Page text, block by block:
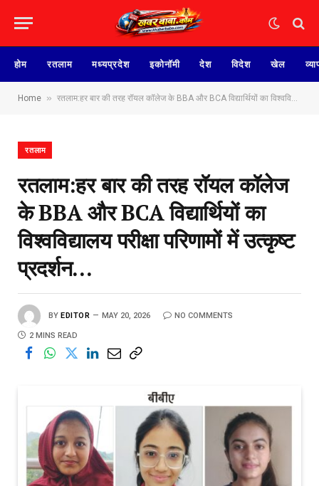
होम रतलाम मध्यप्रदेश इकोनॉमी देश विदेश खेल
Home » रतलाम:हर बार की तरह रॉयल कॉलेज के BBA और BCA विद्यार्थियों का विश्वविद्यालय परीक्षा परिणामों में उत्कृष्ट प्रदर्शन…
रतलाम
रतलाम:हर बार की तरह रॉयल कॉलेज
के BBA और BCA विद्यार्थियों का
विश्वविद्यालय परीक्षा परिणामों में उत्कृष्ट
प्रदर्शन…
BY EDITOR MAY 20, 2026 NO COMMENTS
2 MINS READ